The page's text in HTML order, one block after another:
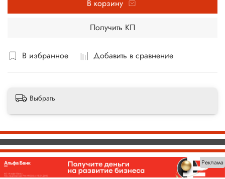
В избранное Добавить в сравнение
В корзину
Получить КП
Выбрать
Реклама